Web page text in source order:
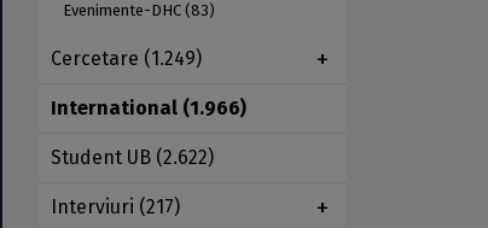
Evenimente-DHC (83)
Cercetare (1.249)
International (1.966)
Student UB (2.622)
Interviuri (217)